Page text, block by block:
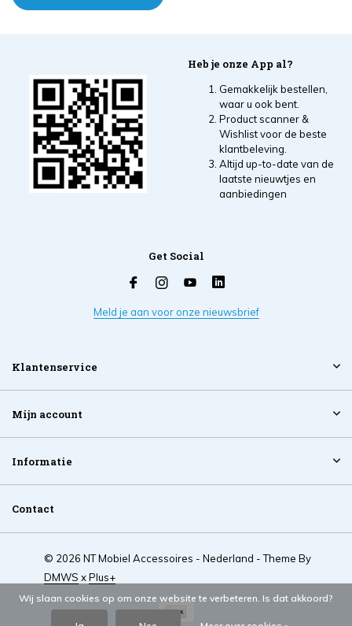
Heb je onze App al?
Gemakkelijk bestellen,
waar u ook bent.
Product scanner &
Wishlist voor de beste
klantbeleving.
Altijd up-to-date van de
laatste nieuwtjes en
aanbiedingen
Get Social
Meld je aan voor onze nieuwsbrief
Klantenservice
Mijn account
Informatie
Contact
© 2026 NT Mobiel Accessoires - Nederland - Theme By
DMWS xPlus+
Wij slaan cookies op om onze website te verbeteren. Is dat akkoord?